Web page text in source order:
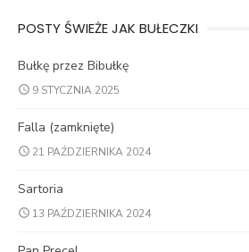
POSTY ŚWIEŻE JAK BUŁECZKI
Bułkę przez Bibułkę
9 STYCZNIA 2025
Falla (zamknięte)
21 PAŹDZIERNIKA 2024
Sartoria
13 PAŹDZIERNIKA 2024